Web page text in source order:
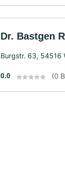
Dr. Bastgen
Burgstr. 63, 54516
0.0 (0